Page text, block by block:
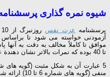
شیوه نمره گذاری
پرسشنامه عزت نفس
آزمودنی خواسته می شود تا
تا 40 بوده که نمرات بالاتر نشان دهندة عزت نفس بالاتر است.
منفی (گویه های شماره 6 تا 10) ارائه شده است.